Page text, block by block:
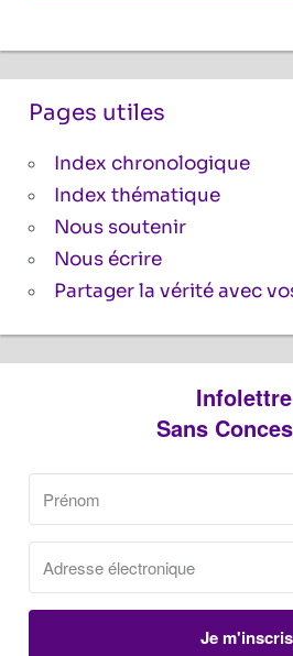
Pages utiles
Index chronologique
Index thématique
Nous soutenir
Nous écrire
Partager la vérité avec
Infolettre
Sans
Je m'inscris